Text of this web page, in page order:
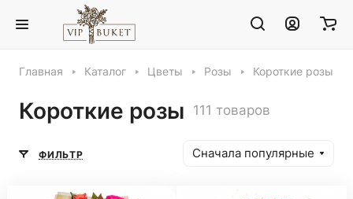
Главная Каталог Цветы Розы Короткие розы
Короткие розы 111 товаров
ФИЛЬТР Сначала популярные